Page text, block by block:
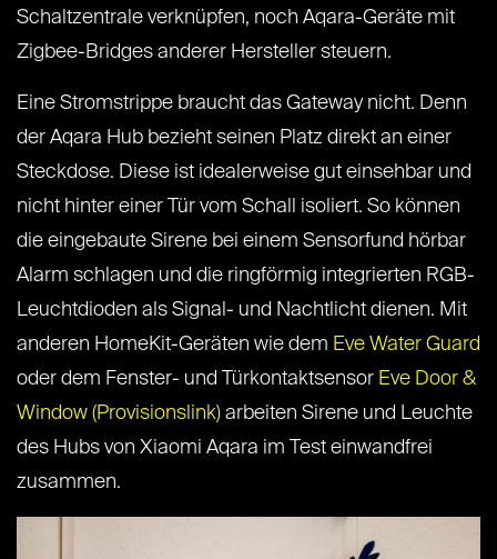
Schaltzentrale verknüpfen, noch Aqara-Geräte mit
Zigbee-Bridges anderer Hersteller steuern.
Eine Stromstrippe braucht das Gateway nicht. Denn
der Aqara Hub bezieht seinen Platz direkt an einer
Steckdose. Diese ist idealerweise gut einsehbar und
nicht hinter einer Tür vom Schall isoliert. So können
die eingebaute Sirene bei einem Sensorfund hörbar
Alarm schlagen und die ringförmig integrierten RGB-
Leuchtdioden als Signal- und Nachtlicht dienen. Mit
anderen HomeKit-Geräten wie dem Eve Water Guard
oder dem Fenster- und Türkontaktsensor Eve Door &
Window (Provisionslink) arbeiten Sirene und Leuchte
des Hubs von Xiaomi Aqara im Test einwandfrei
zusammen.